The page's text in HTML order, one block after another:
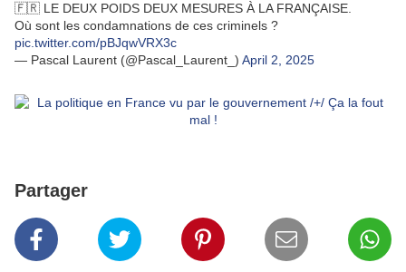
🇫🇷 LE DEUX POIDS DEUX MESURES À LA FRANÇAISE.
Où sont les condamnations de ces criminels ?
pic.twitter.com/pBJqwVRX3c
— Pascal Laurent (@Pascal_Laurent_) April 2, 2025
Partager